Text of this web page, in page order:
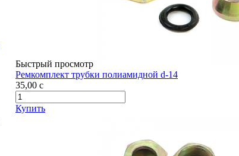
Быстрый просмотр
Ремкомплект трубки полиамидной d-14
35,00 c
Купить